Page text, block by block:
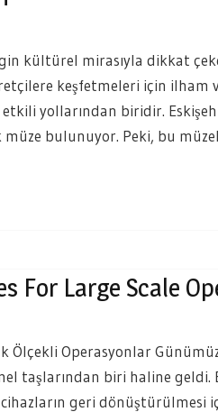
kültürel mirasıyla dikkat
keşfetmeleri için ilham
yollarından biridir.
bulunuyor. Peki, bu
For Large Scale
Ölçekli Operasyonlar
taşlarından biri haline geldi.
geri dönüştürülmesi